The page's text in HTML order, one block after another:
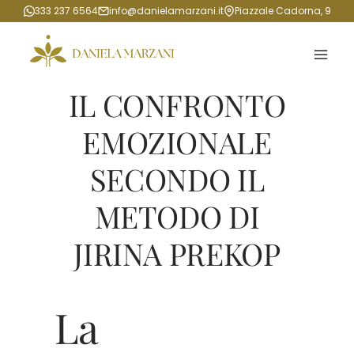
Salta
contenuto
333 237 6564 info@danielamarzani.it Piazzale Cadorna, 9
IL CONFRONTO
EMOZIONALE
SECONDO IL
METODO DI
JIRINA PREKOP
La